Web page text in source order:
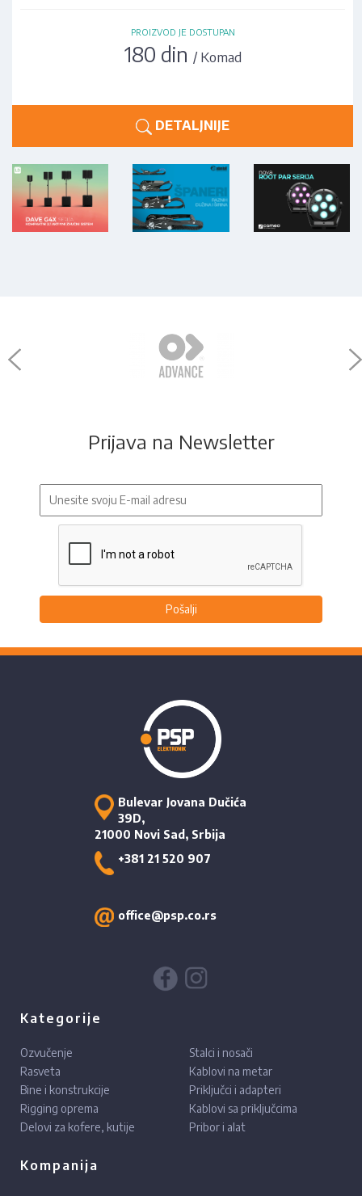
PROIZVOD JE DOSTUPAN
180 din / Komad
DETALJNIJE
Prijava na Newsletter
Pošalji
Bulevar Jovana Dučića
39D,
21000 Novi Sad, Srbija
+381 21 520 907
office@psp.co.rs
Kategorije
Ozvučenje
Rasveta
Bine i konstrukcije
Rigging oprema
Delovi za kofere, kutije
Stalci i nosači
Kablovi na metar
Priključci i adapteri
Kablovi sa priključcima
Pribor i alat
Kompanija